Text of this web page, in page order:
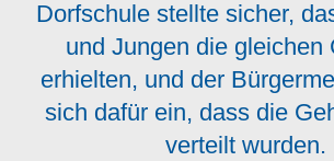
Dorfschule stellte sicher,
und Jungen die gleichen
erhielten, und der
sich dafür ein, dass die
verteilt wurden.